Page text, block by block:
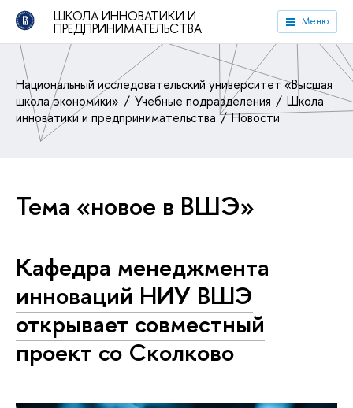
ШКОЛА ИННОВАТИКИ И
ПРЕДПРИНИМАТЕЛЬСТВА Меню
Национальный исследовательский университет «Высшая
школа экономики»
Учебные подразделения
Школа
инноватики и предпринимательства
Новости
Тема «новое в ВШЭ»
Кафедра менеджмента
инноваций НИУ ВШЭ
открывает совместный
проект со Сколково